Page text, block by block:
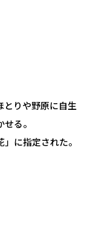
とりや野原に自生
る。
に指定された。